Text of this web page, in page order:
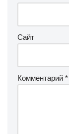
Сайт
Комментарий *